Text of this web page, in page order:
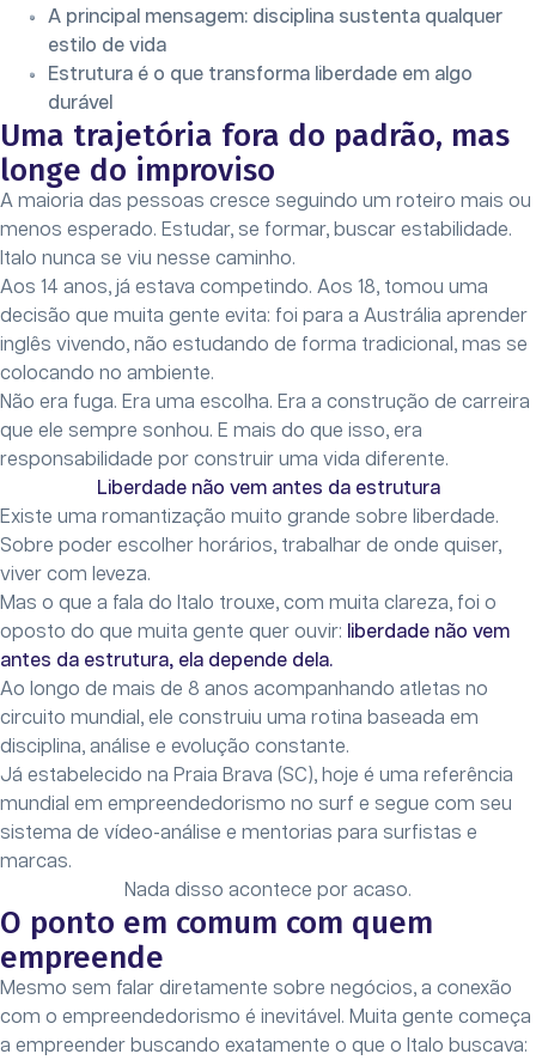
A principal mensagem: disciplina sustenta qualquer
estilo de vida
Estrutura é o que transforma liberdade em algo
durável
Uma trajetória fora do padrão, mas
longe do improviso
A maioria das pessoas cresce seguindo um roteiro mais ou
menos esperado. Estudar, se formar, buscar estabilidade.
Italo nunca se viu nesse caminho.
Aos 14 anos, já estava competindo. Aos 18, tomou uma
decisão que muita gente evita: foi para a Austrália aprender
inglês vivendo, não estudando de forma tradicional, mas se
colocando no ambiente.
Não era fuga. Era uma escolha. Era a construção de carreira
que ele sempre sonhou. E mais do que isso, era
responsabilidade por construir uma vida diferente.
Liberdade não vem antes da estrutura
Existe uma romantização muito grande sobre liberdade.
Sobre poder escolher horários, trabalhar de onde quiser,
viver com leveza.
Mas o que a fala do Italo trouxe, com muita clareza, foi o
oposto do que muita gente quer ouvir: liberdade não vem
antes da estrutura, ela depende dela.
Ao longo de mais de 8 anos acompanhando atletas no
circuito mundial, ele construiu uma rotina baseada em
disciplina, análise e evolução constante.
Já estabelecido na Praia Brava (SC), hoje é uma referência
mundial em empreendedorismo no surf e segue com seu
sistema de vídeo-análise e mentorias para surfistas e
marcas.
Nada disso acontece por acaso.
O ponto em comum com quem
empreende
Mesmo sem falar diretamente sobre negócios, a conexão
com o empreendedorismo é inevitável. Muita gente começa
a empreender buscando exatamente o que o Italo buscava: